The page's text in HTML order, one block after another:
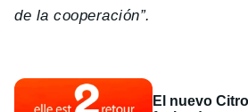
de la cooperación”.
El nuevo